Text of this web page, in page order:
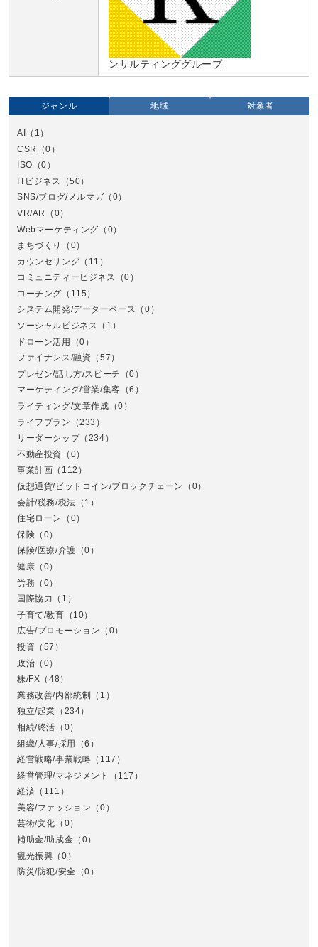
ンサルティンググループ
ジャンル 地域 対象者
AI
（1）
CSR
（0）
ISO （0）
ITビジネス
（50）
SNS/ブログ/メルマガ （0）
VR/AR
（0）
Webマーケティング （0）
まちづくり
（0）
カウンセリング （11）
コミュニティービジネス
（0）
コーチング （115）
システム開発/データーベース （0）
ソーシャルビジネス （1）
ドローン活用
（0）
ファイナンス/融資 （57）
プレゼン/話し方/スピーチ
（0）
マーケティング/営業/集客 （6）
ライティング/文章作成 （0）
ライフプラン
（233）
リーダーシップ（234）
不動産投資 （0）
事業計画 （112）
仮想通貨/ビットコイン/ブロックチェーン
（0）
会計/税務/税法 （1）
住宅ローン
（0）
保険 （0）
保険/医療/介護 （0）
健康 （0）
労務 （0）
国際協力 （1）
子育て/教育 （10）
広告/プロモーション
（0）
投資 （57）
政治 （0）
株/FX （48）
業務改善/内部統制 （1）
独立/起業 （234）
相続/終活 （0）
組織/人事/採用
（6）
経営戦略/事業戦略 （117）
経営管理/マネジメント
（117）
経済 （111）
美容/ファッション （0）
芸術/文化 （0）
補助金/助成金 （0）
観光振興 （0）
防災/防犯/安全
（0）